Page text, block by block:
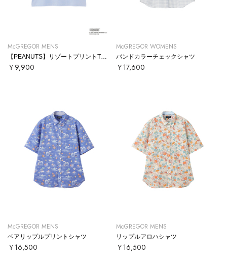
McGREGOR MENS
￥9,900
McGREGOR WOMENS
バンドカラーチェックシャツ
￥17,600
McGREGOR MENS
ベアリップルプリントシャツ
￥16,500
McGREGOR MENS
リップルアロハシャツ
￥16,500